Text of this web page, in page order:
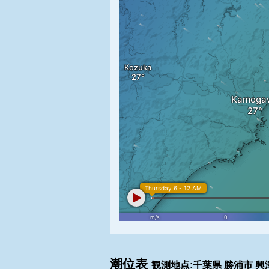
潮位表 観測地点:千葉県 勝浦市 興